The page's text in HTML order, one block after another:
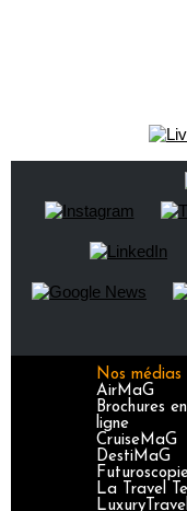
Nos médias
AirMaG
Brochures en
ligne
CruiseMaG
DestiMaG
La Travel